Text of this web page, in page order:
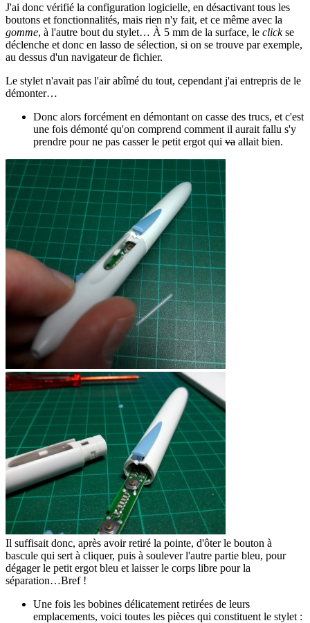
J'ai donc vérifié la configuration logicielle, en désactivant tous les
boutons et fonctionnalités, mais rien n'y fait, et ce même avec la
gomme, à l'autre bout du stylet… À 5 mm de la surface, le clickse
déclenche et donc en lasso de sélection, si on se trouve par exemple,
au dessus d'un navigateur de fichier.
Le stylet n'avait pas l'air abîmé du tout, cependant j'ai entrepris de le
démonter…
Donc alors forcément en démontant on casse des trucs, et c'est
une fois démonté qu'on comprend comment il aurait fallu s'y
prendre pour ne pas casser le petit ergot qui va allait bien.
Il suffisait donc, après avoir retiré la pointe, d'ôter le bouton à
bascule qui sert à cliquer, puis à soulever l'autre partie bleu, pour
dégager le petit ergot bleu et laisser le corps libre pour la
séparation…Bref !
Une fois les bobines délicatement retirées de leurs
emplacements, voici toutes les pièces qui constituent le stylet :